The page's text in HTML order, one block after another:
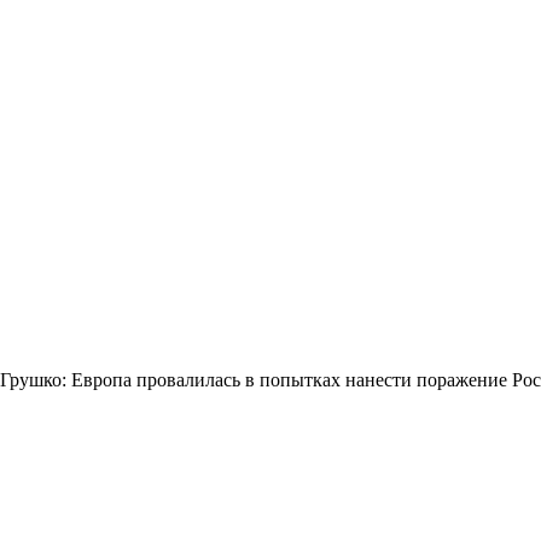
Грушко: Европа провалилась в попытках нанести поражение